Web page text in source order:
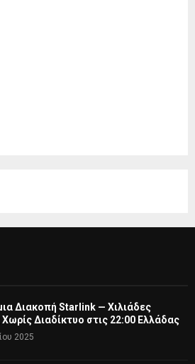
Διακοπή Starlink — Χιλιάδες
Διαδίκτυο στις 22:00 Ελλάδας
2025